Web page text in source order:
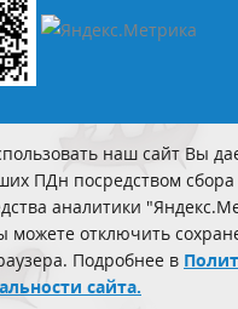
наш сайт Вы
ПДн посредством
аналитики
можете отключить
Подробнее в
сайта.